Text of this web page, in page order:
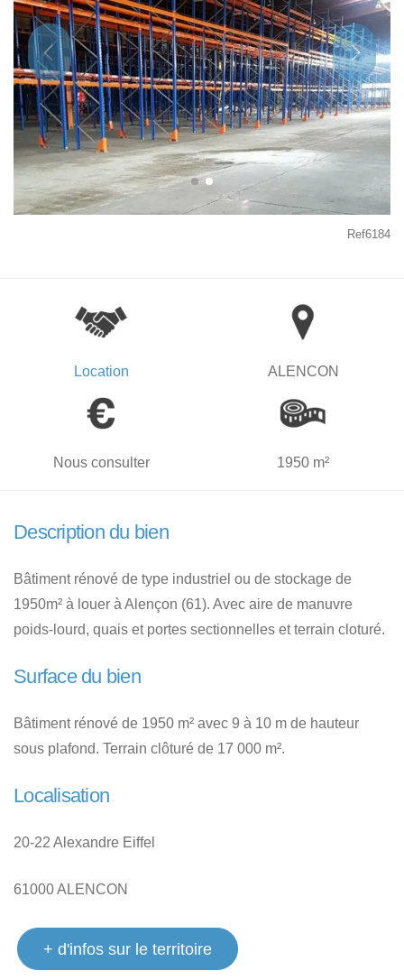
Ref6184
Location ALENCON
Nous consulter 1950 m²
Description du bien
Bâtiment rénové de type industriel ou de stockage de
1950m² à louer à Alençon (61). Avec aire de manuvre
poids-lourd, quais et portes sectionnelles et terrain cloturé.
Surface du bien
Bâtiment rénové de 1950 m² avec 9 à 10 m de hauteur
sous plafond. Terrain clôturé de 17 000 m².
Localisation
20-22 Alexandre Eiffel
61000 ALENCON
+ d'infos sur le territoire